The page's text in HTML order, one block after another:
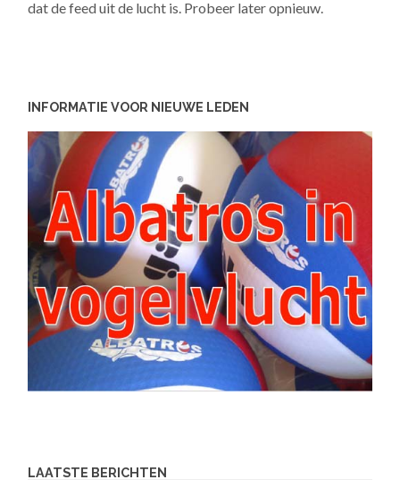
dat de feed uit de lucht is. Probeer later opnieuw.
INFORMATIE VOOR NIEUWE LEDEN
LAATSTE BERICHTEN